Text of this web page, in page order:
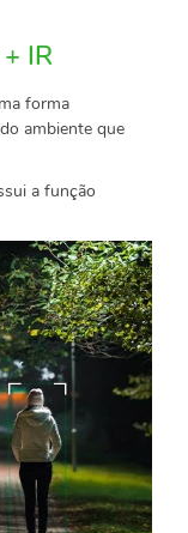
IR
forma
ambiente que
a função